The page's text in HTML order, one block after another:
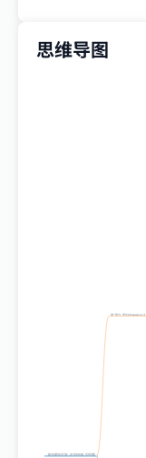
思维导图
第一部分：理论 (Chapters 1-17)